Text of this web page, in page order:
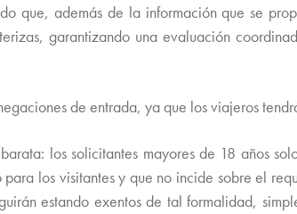
que, además de la información que se
garantizando una evaluación
de entrada, ya que los viajeros
los solicitantes mayores de 18 años
los visitantes y que no incide sobre el
estando exentos de tal formalidad,